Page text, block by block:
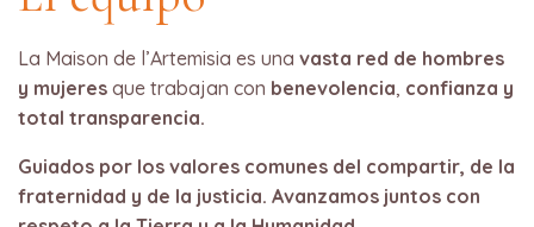
La Maison de l’Artemisia es una vasta red de hombres
y mujeres que trabajan con benevolencia, confianza y
total transparencia.
Guiados por los valores comunes del compartir, de la
fraternidad y de la justicia. Avanzamos juntos con